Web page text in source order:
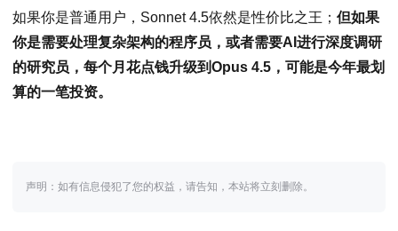
如果你是普通用户，Sonnet 4.5依然是性价比之王； 但如果
你是需要处理复杂架构的程序员，或者需要AI进行深度调研
的研究员，每个月花点钱升级到Opus 4.5，可能是今年最划
算的一笔投资。
声明：如有信息侵犯了您的权益，请告知，本站将立刻删除。